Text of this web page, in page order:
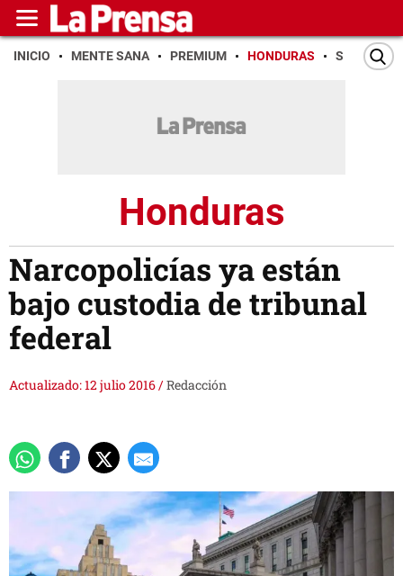
INICIO MENTE SANA PREMIUM HONDURAS SAN PEDRO
Honduras
Narcopolicías ya están
bajo custodia de tribunal
federal
Actualizado: 12 julio 2016/Redacción